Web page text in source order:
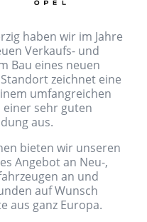
haben wir im Jahre
Verkaufs- und
Bau eines neuen
zeichnet eine
umfangreichen
einer sehr guten
aus.
bieten wir unseren
Angebot an Neu-,
an und
auf Wunsch
aus ganz Europa.